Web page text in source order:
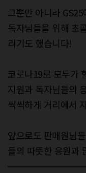
그뿐만 아니라
독자님들을 위해 초
리기도 했습니다!
코로나19로 모두가
지원과 독자님들의
씩씩하게 거리에서
앞으로도 판매원님
들의 따뜻한 응원과